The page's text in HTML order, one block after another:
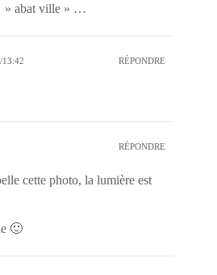
» abat ville » …
13:42 RÉPONDRE
RÉPONDRE
cette photo, la lumière est
🙂